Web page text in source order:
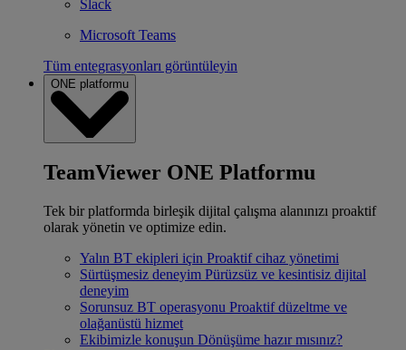
Slack
Microsoft Teams
Tüm entegrasyonları görüntüleyin
ONE platformu
TeamViewer ONE Platformu
Tek bir platformda birleşik dijital çalışma alanınızı proaktif
olarak yönetin ve optimize edin.
Yalın BT ekipleri için Proaktif cihaz yönetimi
Sürtüşmesiz deneyim Pürüzsüz ve kesintisiz dijital
deneyim
Sorunsuz BT operasyonu Proaktif düzeltme ve
olağanüstü hizmet
Ekibimizle konuşun Dönüşüme hazır mısınız?